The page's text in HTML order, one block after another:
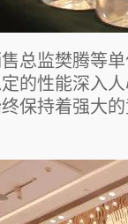
总监樊腾等
的性能深入
保持着强大